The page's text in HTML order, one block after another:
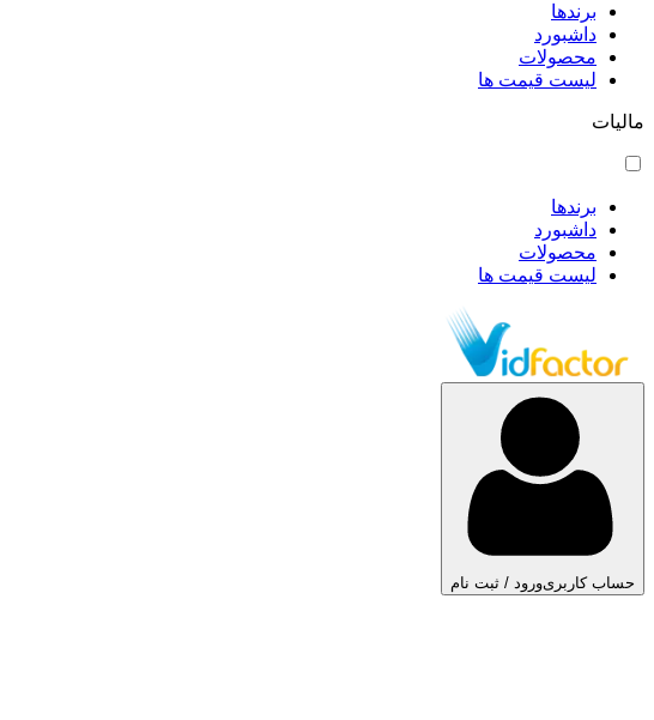
برندها
داشبورد
محصولات
لیست قیمت ها
مالیات
برندها
داشبورد
محصولات
لیست قیمت ها
حساب کاربریورود / ثبت نام